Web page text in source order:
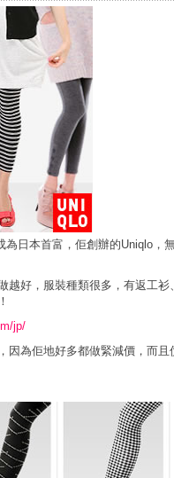
為日本首富，佢創辦的Uniqlo，
越好，服裝種類很多，有返工
jp/
因為佢地好多都做緊減價，而且